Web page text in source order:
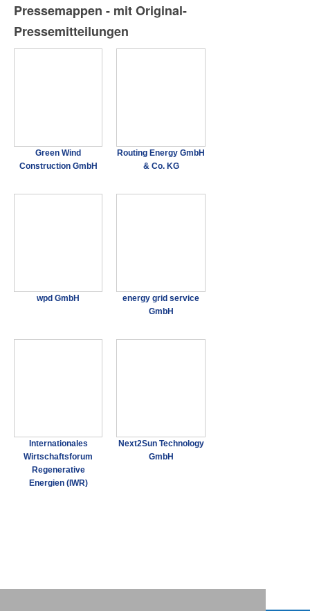
Pressemappen - mit Original-
Pressemitteilungen
Green Wind
Construction GmbH
Routing Energy GmbH
& Co. KG
wpd GmbH
energy grid service
GmbH
Internationales
Wirtschaftsforum
Regenerative
Energien (IWR)
Next2Sun Technology
GmbH